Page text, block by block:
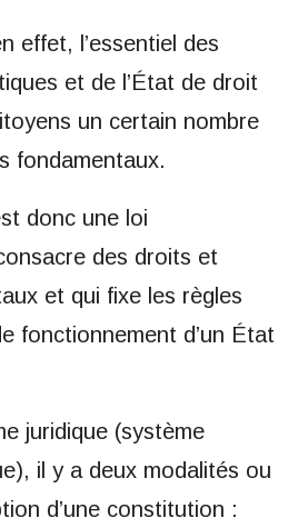
effet, l’essentiel des
et de l’État de droit
un certain nombre
fondamentaux.
donc une loi
des droits et
et qui fixe les règles
fonctionnement d’un État
juridique (système
il y a deux modalités ou
d’une constitution :